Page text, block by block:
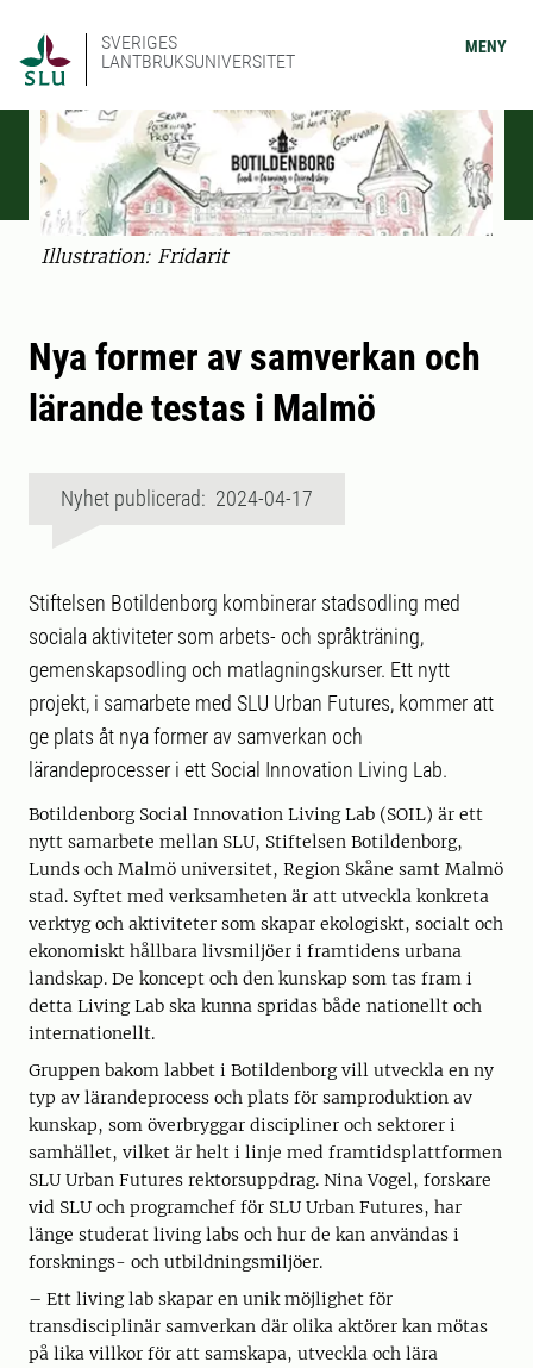
SVERIGES
LANTBRUKSUNIVERSITET
MENY
Illustration: Fridarit
Nya former av samverkan och
lärande testas i Malmö
Nyhet publicerad: 2024-04-17
Stiftelsen Botildenborg kombinerar stadsodling med
sociala aktiviteter som arbets- och språkträning,
gemenskapsodling och matlagningskurser. Ett nytt
projekt, i samarbete med SLU Urban Futures, kommer att
ge plats åt nya former av samverkan och
lärandeprocesser i ett Social Innovation Living Lab.
Botildenborg Social Innovation Living Lab (SOIL) är ett
nytt samarbete mellan SLU, Stiftelsen Botildenborg,
Lunds och Malmö universitet, Region Skåne samt Malmö
stad. Syftet med verksamheten är att utveckla konkreta
verktyg och aktiviteter som skapar ekologiskt, socialt och
ekonomiskt hållbara livsmiljöer i framtidens urbana
landskap. De koncept och den kunskap som tas fram i
detta Living Lab ska kunna spridas både nationellt och
internationellt.
Gruppen bakom labbet i Botildenborg vill utveckla en ny
typ av lärandeprocess och plats för samproduktion av
kunskap, som överbryggar discipliner och sektorer i
samhället, vilket är helt i linje med framtidsplattformen
SLU Urban Futures rektorsuppdrag. Nina Vogel, forskare
vid SLU och programchef för SLU Urban Futures, har
länge studerat living labs och hur de kan användas i
forsknings- och utbildningsmiljöer.
– Ett living lab skapar en unik möjlighet för
transdisciplinär samverkan där olika aktörer kan mötas
på lika villkor för att samskapa, utveckla och lära